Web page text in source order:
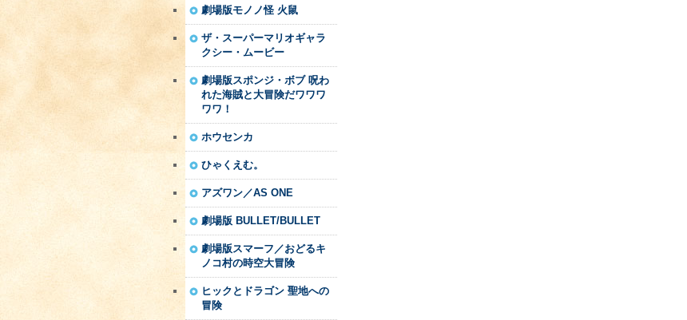
劇場版モノノ怪 火鼠
ザ・スーパーマリオギャラ
クシー・ムービー
劇場版スポンジ・ボブ 呪わ
れた海賊と大冒険だワワワ
ワワ！
ホウセンカ
ひゃくえむ。
アズワン／AS ONE
劇場版 BULLET/BULLET
劇場版スマーフ／おどるキ
ノコ村の時空大冒険
ヒックとドラゴン 聖地への
冒険